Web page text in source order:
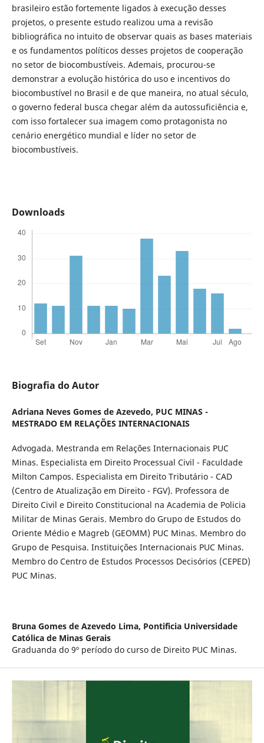
brasileiro estão fortemente ligados à execução desses
projetos, o presente estudo realizou uma a revisão
bibliográfica no intuito de observar quais as bases materiais
e os fundamentos políticos desses projetos de cooperação
no setor de biocombustíveis. Ademais, procurou-se
demonstrar a evolução histórica do uso e incentivos do
biocombustível no Brasil e de que maneira, no atual século,
o governo federal busca chegar além da autossuficiência e,
com isso fortalecer sua imagem como protagonista no
cenário energético mundial e líder no setor de
biocombustíveis.
Downloads
Biografia do Autor
Adriana Neves Gomes de Azevedo, PUC MINAS -
MESTRADO EM RELAÇÕES INTERNACIONAIS
Advogada. Mestranda em Relações Internacionais PUC
Minas. Especialista em Direito Processual Civil - Faculdade
Milton Campos. Especialista em Direito Tributário - CAD
(Centro de Atualização em Direito - FGV). Professora de
Direito Civil e Direito Constitucional na Academia de Policia
Militar de Minas Gerais. Membro do Grupo de Estudos do
Oriente Médio e Magreb (GEOMM) PUC Minas. Membro do
Grupo de Pesquisa. Instituições Internacionais PUC Minas.
Membro do Centro de Estudos Processos Decisórios (CEPED)
PUC Minas.
Bruna Gomes de Azevedo Lima, Pontificia Universidade
Católica de Minas Gerais
Graduanda do 9º período do curso de Direito PUC Minas.